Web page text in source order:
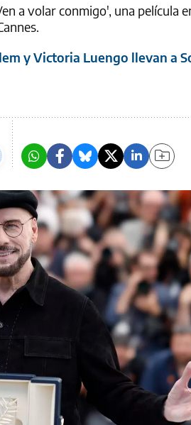
a volar conmigo', una película
y Victoria Luengo llevan a